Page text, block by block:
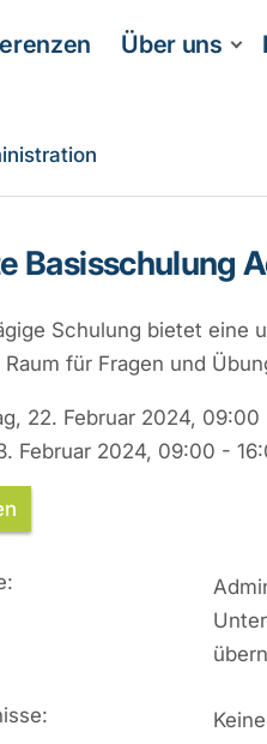
Über uns
Basisschulung
Schulung bietet eine
für Fragen und
22. Februar 2024, 09:00
Februar 2024, 09:00 -
Keine